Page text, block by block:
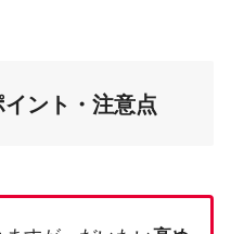
イント・注意点